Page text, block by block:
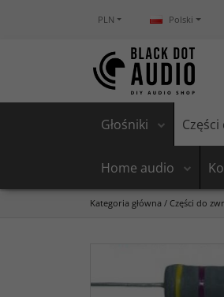
PLN Polski
Głośniki
Home audio
Kategoria główna / Części do